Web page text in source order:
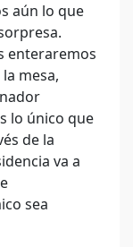
aún lo que
enteraremos
mesa,
lo único que
de la
va a
sea